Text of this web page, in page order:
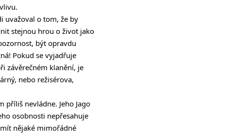
uvažoval o tom, že by
stejnou hrou o život jako
být opravdu
Pokud se vyjadřuje
závěrečném klanění, je
nebo režisérova,
nevládne. Jeho Jago
osobnosti nepřesahuje
nějaké mimořádné